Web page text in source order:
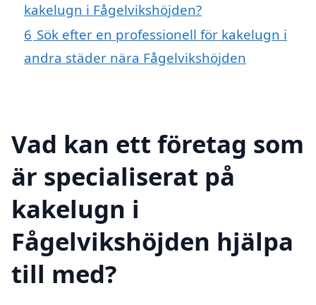
kakelugn i Fågelvikshöjden?
6 Sök efter en professionell för kakelugn i
andra städer nära Fågelvikshöjden
Vad kan ett företag som
är specialiserat på
kakelugn i
Fågelvikshöjden hjälpa
till med?